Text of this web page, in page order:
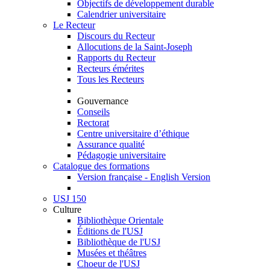
Objectifs de développement durable
Calendrier universitaire
Le Recteur
Discours du Recteur
Allocutions de la Saint-Joseph
Rapports du Recteur
Recteurs émérites
Tous les Recteurs
Gouvernance
Conseils
Rectorat
Centre universitaire d’éthique
Assurance qualité
Pédagogie universitaire
Catalogue des formations
Version française - English Version
USJ 150
Culture
Bibliothèque Orientale
Éditions de l'USJ
Bibliothèque de l'USJ
Musées et théâtres
Choeur de l'USJ